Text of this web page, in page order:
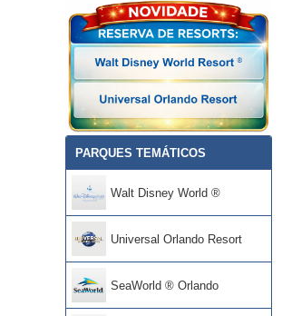
PARQUES TEMÁTICOS
Walt Disney World ®
Universal Orlando Resort
SeaWorld ® Orlando